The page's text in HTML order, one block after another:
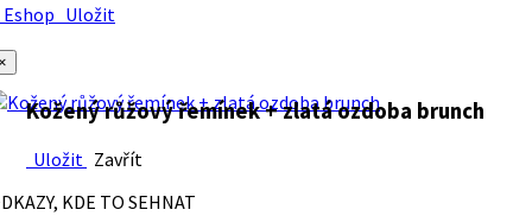
Uložit
Kožený růžový řemínek + zlatá ozdoba brunch
Uložit Zavřít
KDE TO SEHNAT